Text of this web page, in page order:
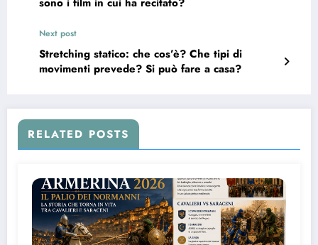
Next post
Stretching statico: che cos’è? Che tipi di
movimenti prevede? Si può fare a casa?
RELATED POSTS